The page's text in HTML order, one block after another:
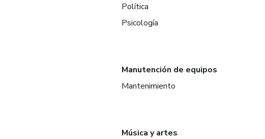
Política
Psicología
Manutención de equipos
Mantenimiento
Música y artes